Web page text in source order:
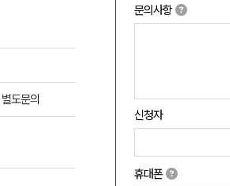
문의사항
신청자
휴대폰
도문의